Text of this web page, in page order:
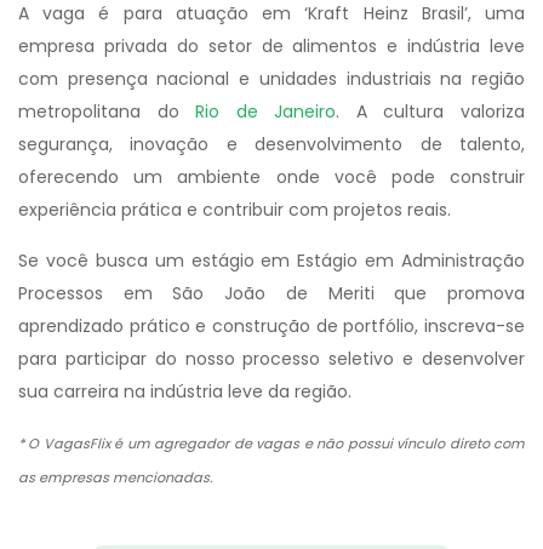
A vaga é para atuação em ‘Kraft Heinz Brasil’, uma
empresa privada do setor de alimentos e indústria leve
com presença nacional e unidades industriais na região
metropolitana doRio de Janeiro. A cultura valoriza
segurança, inovação e desenvolvimento de talento,
oferecendo um ambiente onde você pode construir
experiência prática e contribuir com projetos reais.
Se você busca um estágio em Estágio em Administração
Processos em São João de Meriti que promova
aprendizado prático e construção de portfólio, inscreva-se
para participar do nosso processo seletivo e desenvolver
sua carreira na indústria leve da região.
* O VagasFlix é um agregador de vagas e não possui vínculo direto com
as empresas mencionadas.